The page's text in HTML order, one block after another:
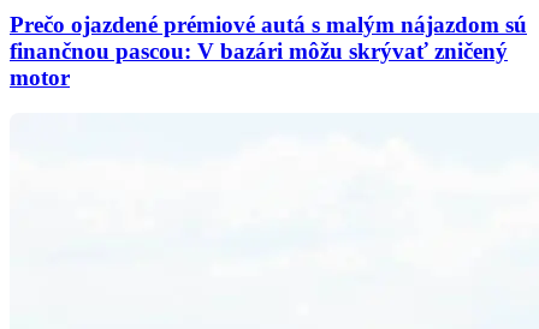
Prečo ojazdené prémiové autá s malým nájazdom sú
finančnou pascou: V bazári môžu skrývať zničený
motor